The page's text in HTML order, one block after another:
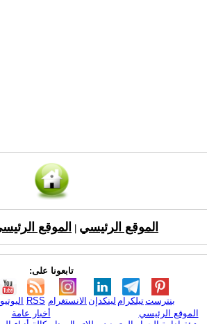
الموقع الرئيسي الموقع
تابعونا على:
RSS الانستغرام لينكدإن تيلكرامبنترست
الموقع الرئيسي
أخبار عامة